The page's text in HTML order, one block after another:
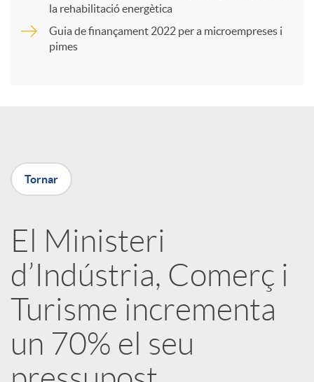
X
a
r
x
e
la rehabilitació energètica
Guia de finançament 2022 per a microempreses i
pimes
Tornar
El Ministeri
d’Indústria, Comerç i
Turisme incrementa
un 70% el seu